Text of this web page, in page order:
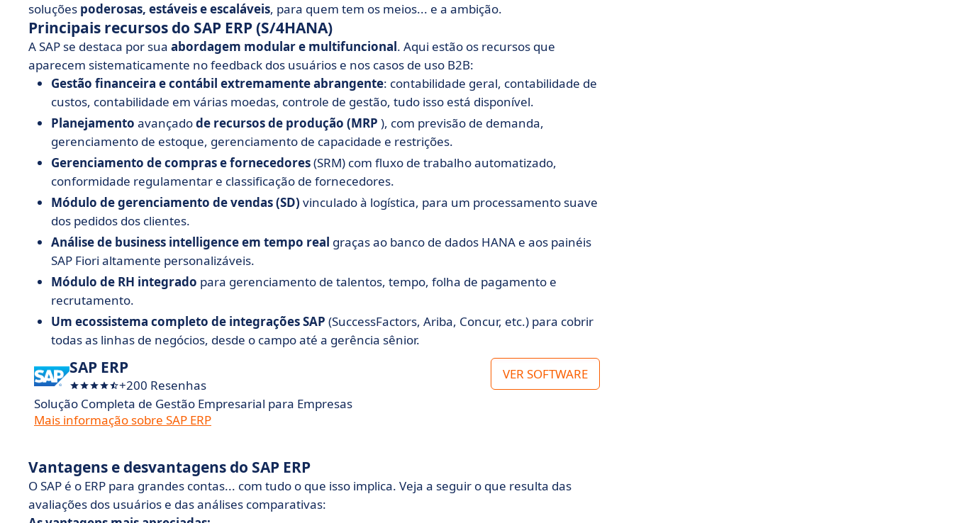
soluções poderosas, estáveis e escaláveis, para quem tem os meios... e a ambição.
Principais recursos do SAP ERP (S/4HANA)
A SAP se destaca por sua abordagem modular e multifuncional. Aqui estão os recursos que
aparecem sistematicamente no feedback dos usuários e nos casos de uso B2B:
Gestão financeira e contábil extremamente abrangente: contabilidade geral, contabilidade de
custos, contabilidade em várias moedas, controle de gestão, tudo isso está disponível.
Planejamento avançadode recursos de produção (MRP ), com previsão de demanda,
gerenciamento de estoque, gerenciamento de capacidade e restrições.
Gerenciamento de compras e fornecedores(SRM) com fluxo de trabalho automatizado,
conformidade regulamentar e classificação de fornecedores.
Módulo de gerenciamento de vendas (SD) vinculado à logística, para um processamento suave
dos pedidos dos clientes.
Análise de business intelligence em tempo real graças ao banco de dados HANA e aos painéis
SAP Fiori altamente personalizáveis.
Módulo de RH integrado para gerenciamento de talentos, tempo, folha de pagamento e
recrutamento.
Um ecossistema completo de integrações SAP (SuccessFactors, Ariba, Concur, etc.) para cobrir
todas as linhas de negócios, desde o campo até a gerência sênior.
SAP ERP
+200 Resenhas
VER SOFTWARE
Solução Completa de Gestão Empresarial para Empresas
Mais informação sobre SAP ERP
Vantagens e desvantagens do SAP ERP
O SAP é o ERP para grandes contas... com tudo o que isso implica. Veja a seguir o que resulta das
avaliações dos usuários e das análises comparativas: